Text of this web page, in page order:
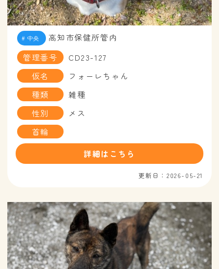
中央
高知市保健所管内
管理番号
CD23-127
仮名
フォーレちゃん
種類
雑種
性別
メス
首輪
詳細はこちら
更新日：2026-05-21